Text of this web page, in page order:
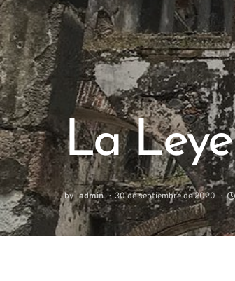
La
by admin 30 de septiembre de 2020